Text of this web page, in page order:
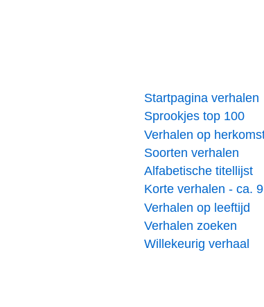
Startpagina verhalen
Sprookjes top 100
Verhalen op
Soorten verhalen
Alfabetische titellijst
Korte verhalen - ca.
Verhalen op leeftijd
Verhalen zoeken
Willekeurig verhaal